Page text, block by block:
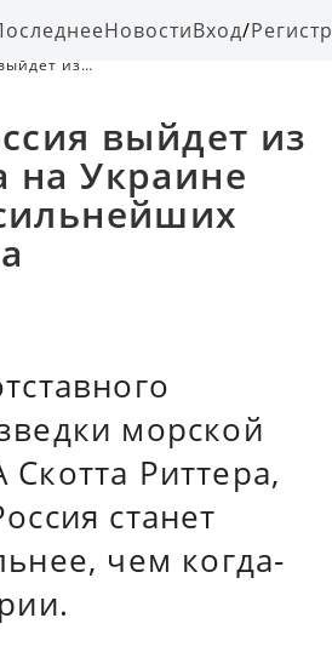
НовостиВход/
из
выйдет из
на Украине
морской
Риттера,
станет
чем когда-